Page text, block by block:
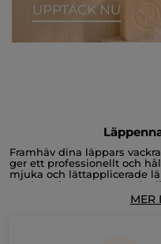
Framhäv dina läppars
ger ett professionellt och
mjuka och lättapplicerade
med. Du kan även grunda
att få ditt läppstift att sitta
av ditt läppstift. För att få
MER